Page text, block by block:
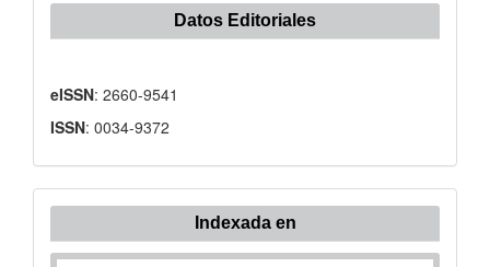
Datos Editoriales
eISSN: 2660-9541
ISSN: 0034-9372
Indexada
Indexada en